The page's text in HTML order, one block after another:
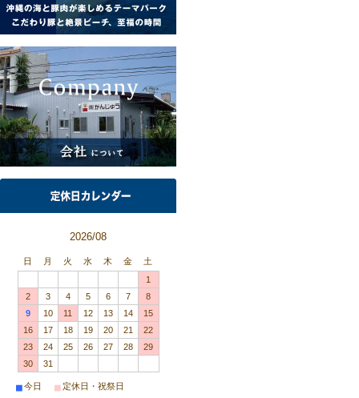
2026/08
日 月 火 水 木 金
土
1
2
3 4 5 6 7
8
9
10 11 12 13 14
15
16
17 18 19 20 21
22
23
24 25 26 27 28
29
30
31
■今日 ■定休日・祝祭日